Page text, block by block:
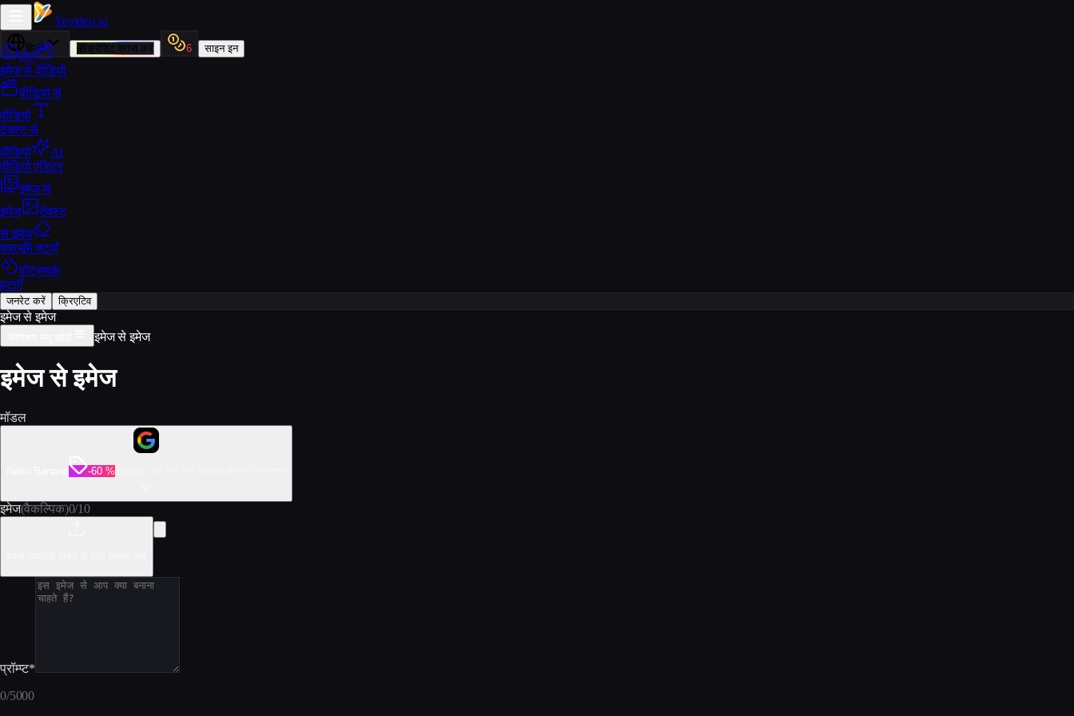
Yevideo.io
हिन्दी 🎁क्रेडिट प्राप्त करें 6 साइन इन
होम
इमेज से वीडियो
वीडियो से
वीडियो
टेक्स्ट से
वीडियो
AI
वीडियो एडिटर
इमेज से
इमेज
टेक्स्ट
से इमेज
पृष्ठभूमि हटाएँ
वॉटरमार्क
हटाएँ
जनरेट करें क्रिएटिव
इमेज से इमेज
इमेज से इमेज
इमेज से इमेज
मॉडल
-60 %
इमेज(वैकल्पिक)0/10
प्रॉम्प्ट*
0/5000